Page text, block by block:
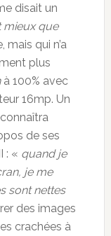
disait un
mieux que
mais qui n’a
plus
à 100% avec
16mp. Un
de ses
: « quand je
je me
sont nettes
des images
crachées à